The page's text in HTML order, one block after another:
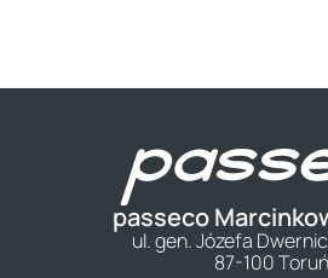
passeco
ul. gen. Józefa
87-100 Toruń